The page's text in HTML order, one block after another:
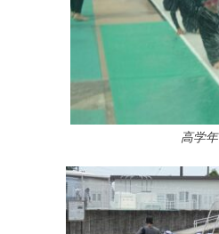
高学年